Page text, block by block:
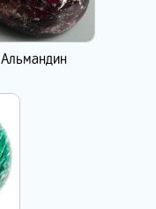
Альмандин